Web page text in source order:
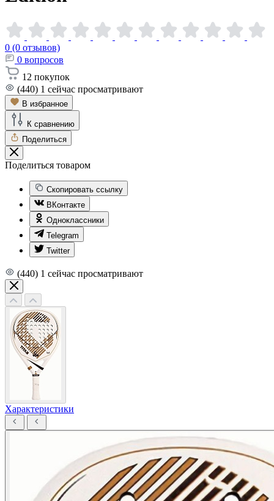
0 (0 отзывов)
0 вопросов
12 покупок
(440) 1 сейчас просматривают
В избранное
К сравнению
Поделиться
Поделиться товаром
Скопировать ссылку
ВКонтакте
Одноклассники
Telegram
Twitter
(440) 1 сейчас просматривают
Характеристики